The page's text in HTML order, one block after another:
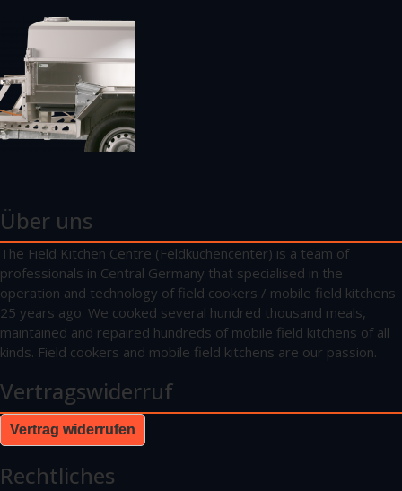
Über uns
The Field Kitchen Centre (Feldküchencenter) is a team of
professionals in Central Germany that specialised in the
operation and technology of field cookers / mobile field kitchens
25 years ago. We cooked several hundred thousand meals,
maintained and repaired hundreds of mobile field kitchens of all
kinds. Field cookers and mobile field kitchens are our passion.
Vertragswiderruf
Vertrag widerrufen
Rechtliches